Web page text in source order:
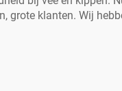
grote klanten. Wij